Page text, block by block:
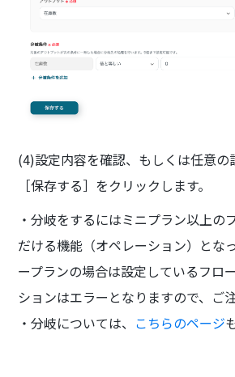
(4)設定内容を確認、もしくは任意の
［保存する］をクリックします。
・分岐をするにはミニプラン以上の
だける機能（オペレーション）とな
ープランの場合は設定しているフロ
ションはエラーとなりますので、ご
・分岐については、 こちらのページ